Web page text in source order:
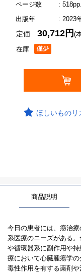
ページ数
: 518pp.
出版年
: 2023
在庫
定価30,712円(
ほしいものリ
商品説明
今日の患者には、癌治
系医療のニーズがある
や循環器系に副作用や
療において心臓腫瘍学
毒性作用を有する薬剤